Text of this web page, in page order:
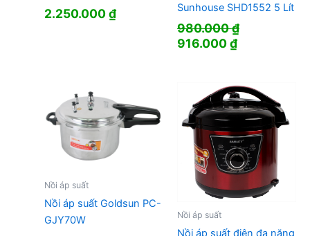
2.250.000₫
Sunhouse SHD1552 5 Lít
980.000₫
Giá
980.000 ₫.
916.000₫Giá
là:
916.000 ₫.
Nồi áp suất
Nồi áp suất Goldsun PC-
GJY70W
Nồi áp suất
Nồi áp suất điện đa năng